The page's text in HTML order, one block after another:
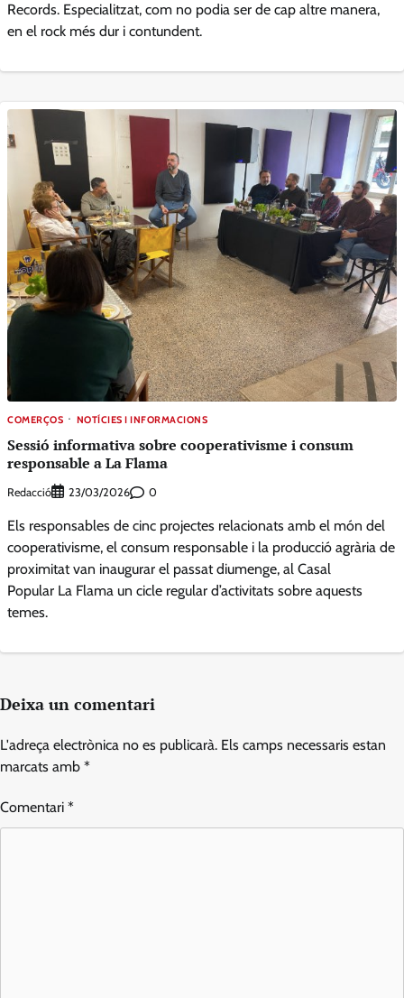
Records. Especialitzat, com no podia ser de cap altre manera,
en el rock més dur i contundent.
COMERÇOS NOTÍCIES I INFORMACIONS
Sessió informativa sobre cooperativisme i consum
responsable a La Flama
Redacció 23/03/2026 0
Els responsables de cinc projectes relacionats amb el món del
cooperativisme, el consum responsable i la producció agrària de
proximitat van inaugurar el passat diumenge, al Casal
Popular La Flama un cicle regular d’activitats sobre aquests
temes.
Deixa un comentari
L'adreça electrònica no es publicarà. Els camps necessaris estan
marcats amb *
Comentari *